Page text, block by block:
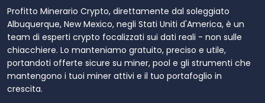
Profitto Minerario Crypto, direttamente dal soleggiato
Albuquerque, New Mexico, negli Stati Uniti d'America, è un
team di esperti crypto focalizzati sui dati reali - non sulle
chiacchiere. Lo manteniamo gratuito, preciso e utile,
portandoti offerte sicure su miner, pool e gli strumenti che
mantengono i tuoi miner attivi e il tuo portafoglio in
crescita.